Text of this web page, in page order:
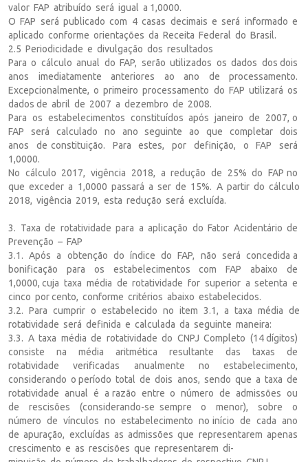
valor FAP atribuído será igual a 1,0000.
O FAP será publicado com 4 casas decimais e será informado e
aplicado conforme orientações da Receita Federal do Brasil.
2.5 Periodicidade e divulgação dos resultados
Para o cálculo anual do FAP, serão utilizados os dados dos dois
anos imediatamente anteriores ao ano de processamento.
Excepcionalmente, o primeiro processamento do FAP utilizará os
dados de abril de 2007 a dezembro de 2008.
Para os estabelecimentos constituídos após janeiro de 2007, o
FAP será calculado no ano seguinte ao que completar dois
anos de constituição. Para estes, por definição, o FAP será
1,0000.
No cálculo 2017, vigência 2018, a redução de 25% do FAP no
que exceder a 1,0000 passará a ser de 15%. A partir do cálculo
2018, vigência 2019, esta redução será excluída.
3. Taxa de rotatividade para a aplicação do Fator Acidentário de
Prevenção – FAP
3.1. Após a obtenção do índice do FAP, não será concedida a
bonificação para os estabelecimentos com FAP abaixo de
1,0000, cuja taxa média de rotatividade for superior a setenta e
cinco por cento, conforme critérios abaixo estabelecidos.
3.2. Para cumprir o estabelecido no item 3.1, a taxa média de
rotatividade será definida e calculada da seguinte maneira:
3.3. A taxa média de rotatividade do CNPJ Completo (14 dígitos)
consiste na média aritmética resultante das taxas de
rotatividade verificadas anualmente no estabelecimento,
considerando o período total de dois anos, sendo que a taxa de
rotatividade anual é a razão entre o número de admissões ou
de rescisões (considerando-se sempre o menor), sobre o
número de vínculos no estabelecimento no início de cada ano
de apuração, excluídas as admissões que representarem apenas
crescimento e as rescisões que representarem di-